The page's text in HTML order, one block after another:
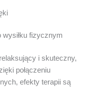
wysiłku fizycznym
i skuteczny,
połączeniu
efekty terapii są